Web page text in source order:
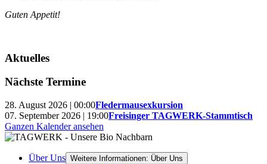
Guten Appetit!
Aktuelles
Nächste Termine
28. August 2026 | 00:00Fledermausexkursion
07. September 2026 | 19:00Freisinger TAGWERK-Stammtisch
Ganzen Kalender ansehen
Über Uns Weitere Informationen: Über Uns